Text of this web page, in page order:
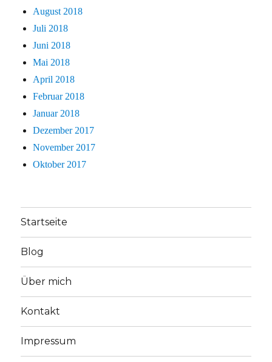
August 2018
Juli 2018
Juni 2018
Mai 2018
April 2018
Februar 2018
Januar 2018
Dezember 2017
November 2017
Oktober 2017
Startseite
Blog
Über mich
Kontakt
Impressum